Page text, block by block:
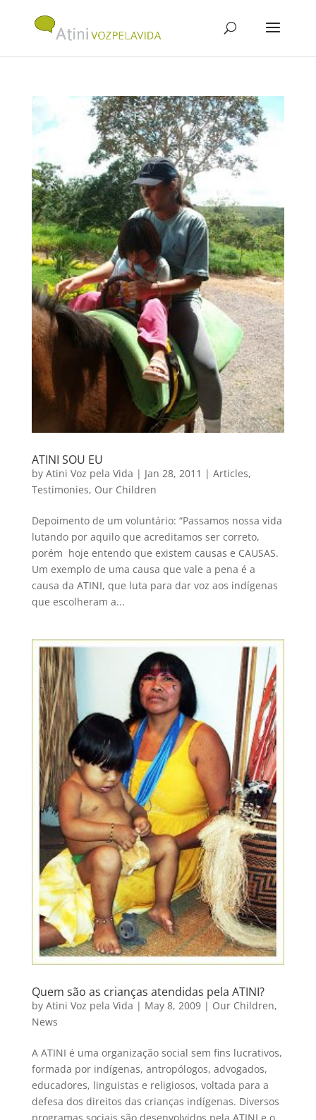
ATINI SOU EU
by Atini Voz pela Vida | Jan 28, 2011 | Articles,
Testimonies, Our Children
Depoimento de um voluntário: “Passamos nossa vida
lutando por aquilo que acreditamos ser correto,
porém hoje entendo que existem causas e CAUSAS.
Um exemplo de uma causa que vale a pena é a
causa da ATINI, que luta para dar voz aos indígenas
que escolheram a...
Quem são as crianças atendidas pela ATINI?
by Atini Voz pela Vida | May 8, 2009| Our Children,
News
A ATINI é uma organização social sem fins lucrativos,
formada por indígenas, antropólogos, advogados,
educadores, linguistas e religiosos, voltada para a
defesa dos direitos das crianças indígenas. Diversos